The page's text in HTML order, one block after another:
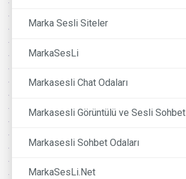
Marka Sesli Siteler
MarkaSesLi
Markasesli Chat Odaları
Markasesli Görüntülü ve Sesli Sohbet
Markasesli Sohbet Odaları
MarkaSesLi.Net